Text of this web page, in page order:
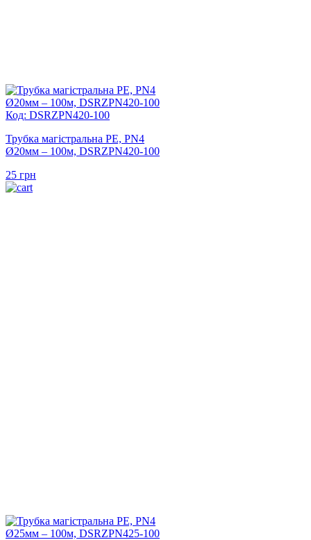
Код: DSRZPN420-100
Трубка магістральна PE, PN4
Ø20мм – 100м, DSRZPN420-100
25 грн